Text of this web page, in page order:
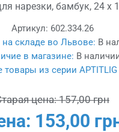
нарезки, бамбук, 24 x
Артикул: 602.334.26
складе во Львове: В
в магазине: В
товары из серии APTITLIG
цена:157,00 грн
153,00